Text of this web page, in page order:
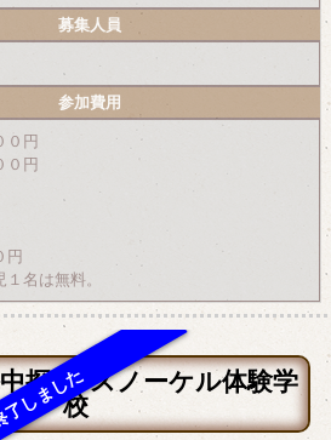
募集人員
参加費用
０円
０円
円
名は無料。
探検”スノーケル体験学
校